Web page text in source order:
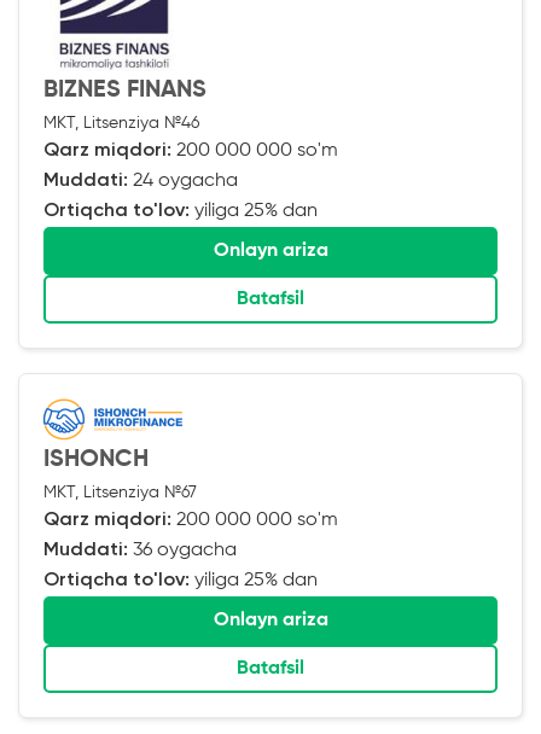
BIZNES FINANS
MKT, Litsenziya №46
Qarz miqdori: 200 000 000 so'm
Muddati: 24 oygacha
Ortiqcha to'lov: yiliga 25% dan
Onlayn ariza
Batafsil
ISHONCH
MKT, Litsenziya №67
Qarz miqdori: 200 000 000 so'm
Muddati: 36 oygacha
Ortiqcha to'lov: yiliga 25% dan
Onlayn ariza
Batafsil